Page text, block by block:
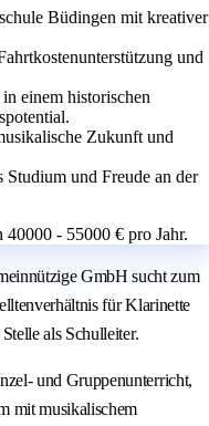
Büdingen mit kreativer
und
einem historischen
Zukunft und
Studium und Freude an der
- 55000 € pro Jahr.
GmbH sucht zum
für Klarinette
als Schulleiter.
und Gruppenunterricht,
mit musikalischem